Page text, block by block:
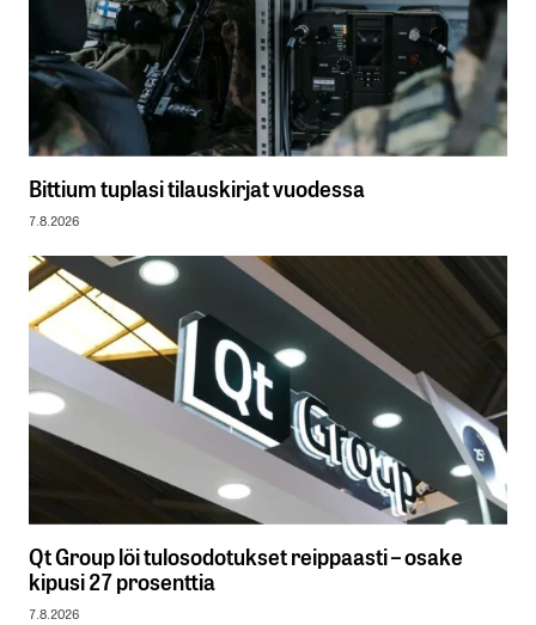
Bittium tuplasi tilauskirjat vuodessa
7.8.2026
Qt Group löi tulosodotukset reippaasti – osake
kipusi 27 prosenttia
7.8.2026